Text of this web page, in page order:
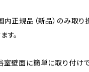
内正規品（新品）のみ取り
す。
室壁面に簡単に取り付けで